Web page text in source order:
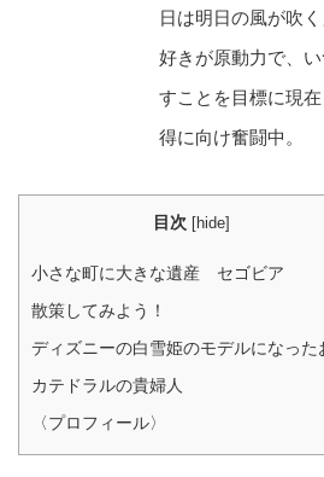
日は明日の風が吹
好きが原動力で、
すことを目標に現
得に向け奮闘中。
目次 [hide]
小さな町に大きな遺産 セゴビア
散策してみよう！
ディズニーの白雪姫のモデルになった
カテドラルの貴婦人
〈プロフィール〉